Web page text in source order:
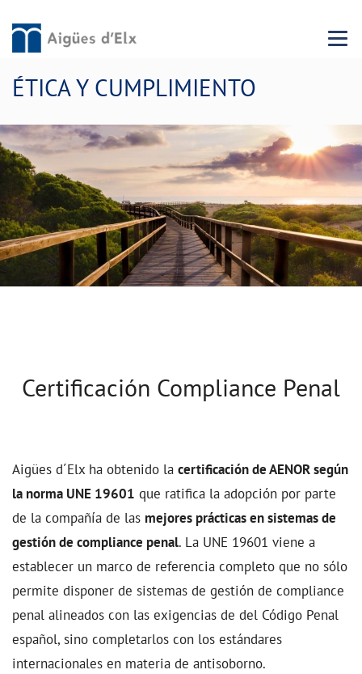
Menu
ÉTICA Y CUMPLIMIENTO
Certificación Compliance Penal
Aigües d´Elx ha obtenido la certificación de AENOR según
la norma UNE 19601 que ratifica la adopción por parte
de la compañía de las mejores prácticas en sistemas de
gestión de compliance penal. La UNE 19601 viene a
establecer un marco de referencia completo que no sólo
permite disponer de sistemas de gestión de compliance
penal alineados con las exigencias de del Código Penal
español, sino completarlos con los estándares
internacionales en materia de antisoborno.